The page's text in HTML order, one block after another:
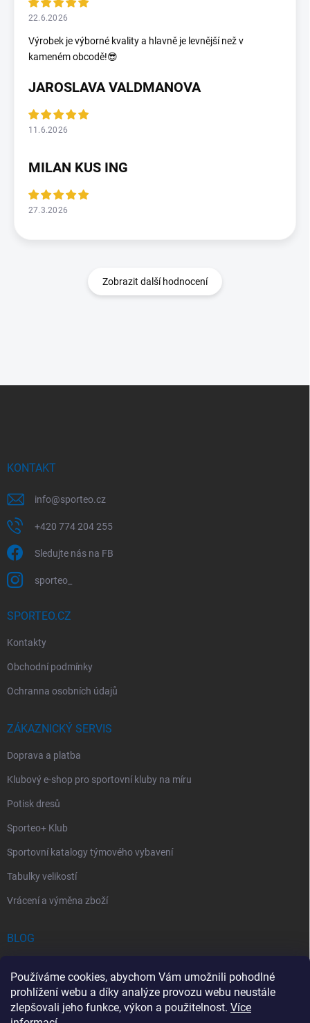
Používáme cookies, abychom Vám umožnili pohodlné
prohlížení webu a díky analýze provozu webu neustále
zlepšovali jeho funkce, výkon a použitelnost. Více
22.6.2026
Výrobek je výborné kvality a hlavně je levnější než v
kameném obcodě!😎
JAROSLAVA VALDMANOVA
11.6.2026
MILAN KUS ING
27.3.2026
Zobrazit další hodnocení
KONTAKT
info@sporteo.cz
+420 774 204 255
Sledujte nás na FB
sporteo_
SPORTEO.CZ
Kontakty
Obchodní podmínky
Ochranna osobních údajů
ZÁKAZNICKÝ SERVIS
Doprava a platba
Klubový e-shop pro sportovní kluby na míru
Potisk dresů
Sporteo+ Klub
Sportovní katalogy týmového vybavení
Tabulky velikostí
Vrácení a výměna zboží
BLOG
Povinný obsah autolékárničky v roce 2026: co musí obsahovat a na
co si dát pozor